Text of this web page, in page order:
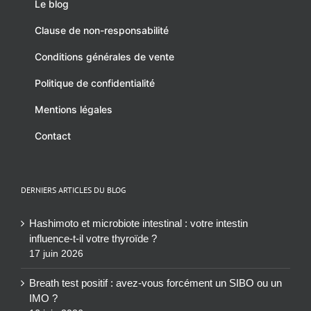
Le blog
Clause de non-responsabilité
Conditions générales de vente
Politique de confidentialité
Mentions légales
Contact
DERNIERS ARTICLES DU BLOG
Hashimoto et microbiote intestinal : votre intestin
influence-t-il votre thyroïde ?
17 juin 2026
Breath test positif : avez-vous forcément un SIBO ou un
IMO ?